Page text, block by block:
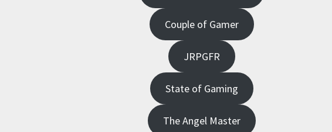
Couple of Gamer
JRPGFR
State of Gaming
The Angel Master